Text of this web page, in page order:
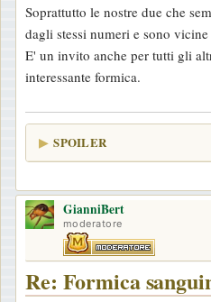
Soprattutto le nostre due che
dagli stessi numeri e sono
E' un invito anche per tutti gli
interessante formica.
SPOILER
GianniBert
moderatore
Re: Formica